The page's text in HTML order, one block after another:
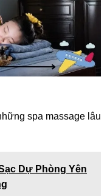
spa massage lâu
Dự Phòng Yên